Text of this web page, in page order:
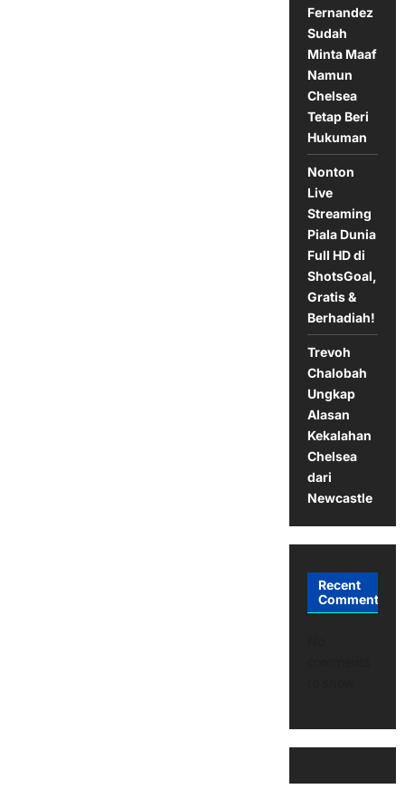
Fernandez
Sudah
Minta Maaf
Namun
Chelsea
Tetap Beri
Hukuman
Nonton
Live
Streaming
Piala Dunia
Full HD di
ShotsGoal,
Gratis &
Berhadiah!
Trevoh
Chalobah
Ungkap
Alasan
Kekalahan
Chelsea
dari
Newcastle
Recent
Comments